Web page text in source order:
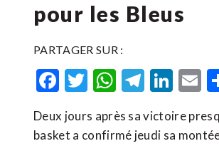
pour les Bleus
PARTAGER SUR :
Facebook
Twitter
Deux jours après sa victoire
basket a confirmé jeudi sa